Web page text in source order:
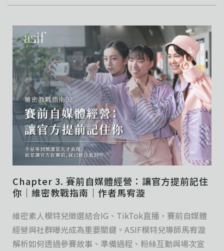
Chapter 3. 賽前自媒體經營：讓官方提前記住
你｜維密教戰指南｜作者馬宥漩
維密素人模特兒徵選結合IG、TikTok直播，賽前自媒體
經營與社群曝光成為重要關鍵。ASIF模特兒導師馬宥漩
解析如何透過參賽故事、準備過程、粉絲互動與場次宣